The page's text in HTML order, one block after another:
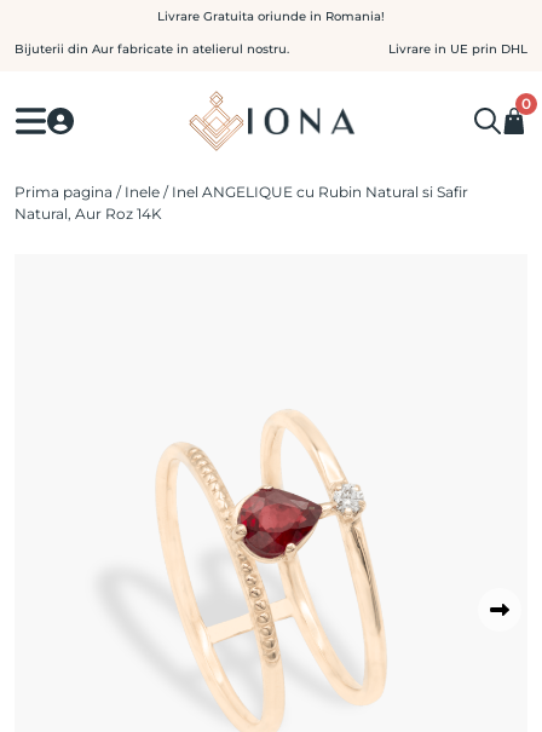
to
Livrare Gratuita oriunde in Romania!
Bijuterii din Aur fabricate in atelierul nostru. Livrare in UE prin DHL
0
Prima pagina / Inele / Inel ANGELIQUE cu Rubin Natural si Safir
Natural, Aur Roz 14K